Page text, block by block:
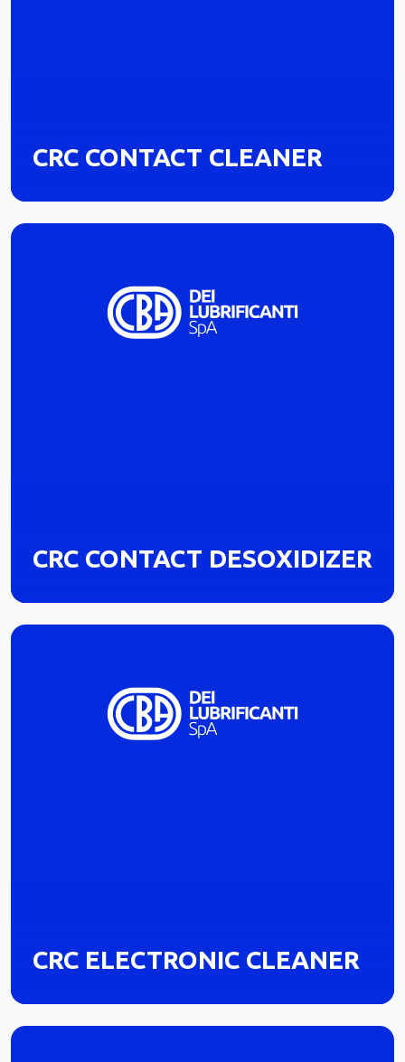
CRC CONTACT CLEANER
CRC CONTACT DESOXIDIZER
CRC ELECTRONIC CLEANER